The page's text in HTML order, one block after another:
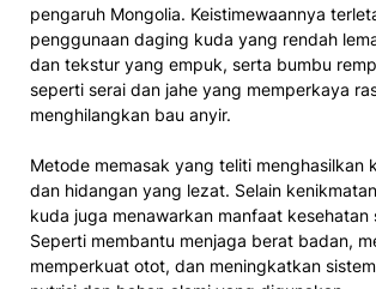
pengaruh Mongolia. Keistimewaannya
penggunaan daging kuda yang rendah
dan tekstur yang empuk, serta bumbu
seperti serai dan jahe yang memperkaya
menghilangkan bau anyir.
Metode memasak yang teliti menghasilkan
dan hidangan yang lezat. Selain
kuda juga menawarkan manfaat kesehatan
Seperti membantu menjaga berat badan,
memperkuat otot, dan meningkatkan